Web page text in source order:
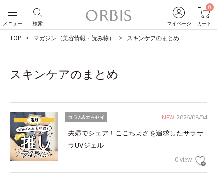
マイページ
0
カート
検索
メニュー
TOP マガジン（美容情報・読み物） スキンケアのまとめ
スキンケアのまとめ
NEW 2026/08/04
コラム&エッセイ
夫婦でシェア！ここちよさを追求したサラサ
ラUVジェル
0 view